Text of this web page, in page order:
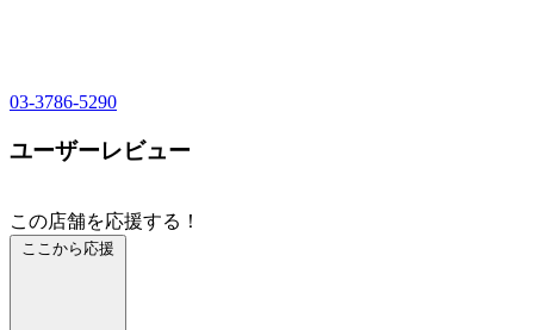
03-3786-5290
ユーザーレビュー
この店舗を応援する！
ここから応援